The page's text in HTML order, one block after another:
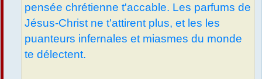
pensée chrétienne t'accable. Les parfums de
Jésus-Christ ne t'attirent plus, et les les
puanteurs infernales et miasmes du monde
te délectent.